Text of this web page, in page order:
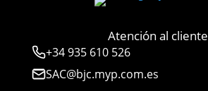
Atención al cliente
+34935 610 526
SAC@bjc.myp.com.es